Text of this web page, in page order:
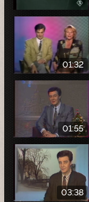
01:32
01:55
03:38